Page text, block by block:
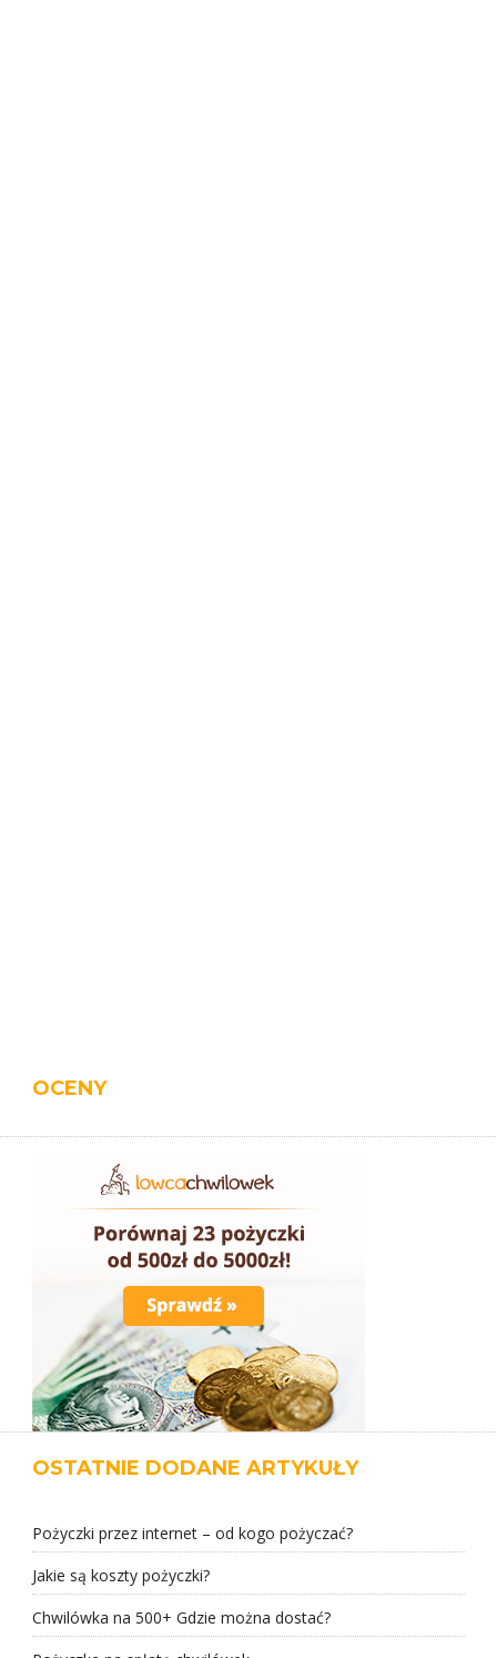
OCENY
OSTATNIE DODANE ARTYKUŁY
Pożyczki przez internet – od kogo pożyczać?
Jakie są koszty pożyczki?
Chwilówka na 500+ Gdzie można dostać?